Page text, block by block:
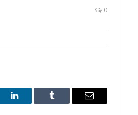
0
O
Tumblr
E-